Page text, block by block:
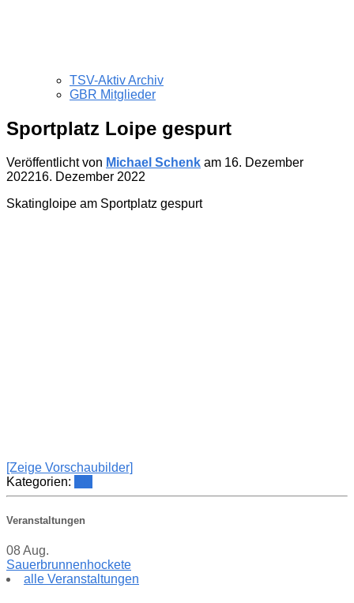
TSV-Aktiv Archiv
GBR Mitglieder
Sportplatz Loipe gespurt
Veröffentlicht von Michael Schenk am 16. Dezember
202216. Dezember 2022
Skatingloipe am Sportplatz gespurt
[Zeige Vorschaubilder]
Kategorien:
Veranstaltungen
08Aug.
Sauerbrunnenhockete
alle Veranstaltungen